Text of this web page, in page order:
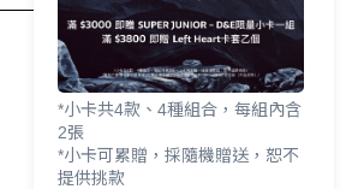
*小卡共4款、4種組合，每組內含
2張
*小卡可累贈，採隨機贈送，恕不
提供挑款